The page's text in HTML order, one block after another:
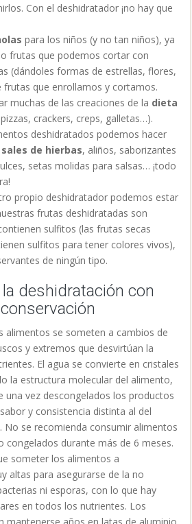
Con el deshidratador ¡no hay que
para los niños (y no tan niños), ya
frutas que podemos cortar con
(dándoles formas de estrellas, flores,
frutas que enrollamos y cortamos.
muchas de las creaciones de la dieta
crackers, creps, galletas…).
deshidratados podemos hacer
sales de hierbas, aliños, saborizantes
setas molidas para salsas… ¡todo
propio deshidratador podemos estar
frutas deshidratadas son
sulfitos (las frutas secas
sulfitos para tener colores vivos),
de ningún tipo.
deshidratación con
alimentos se someten a cambios de
y extremos que desvirtúan la
El agua se convierte en cristales
la estructura molecular del alimento,
una vez descongelados los productos
y consistencia distinta al del
No se recomienda consumir alimentos
congelados durante más de 6 meses.
someter los alimentos a
altas para asegurarse de la no
ni esporas, con lo que hay
en todos los nutrientes. Los
mantenerse años en latas de aluminio